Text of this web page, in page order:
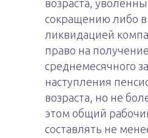
возраста,
сокращению либо в
ликвидацией
право на получение
среднемесячного
наступления
возраста, но не
этом общий
составлять не